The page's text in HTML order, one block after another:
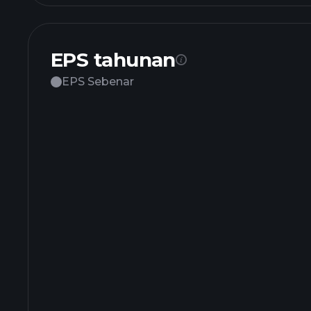
EPS tahunan
EPS Sebenar